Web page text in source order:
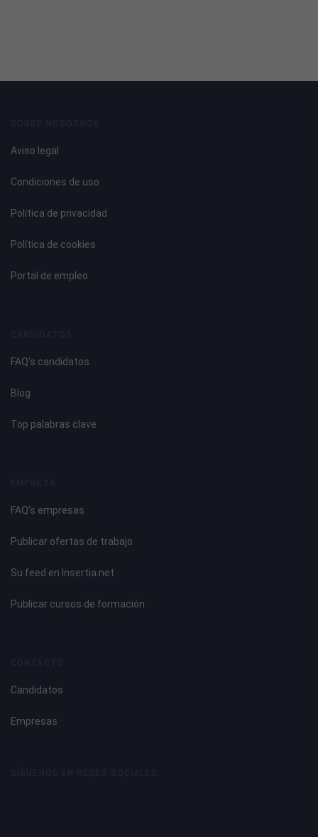
Aviso legal
Condiciones de uso
Política de privacidad
Política de cookies
Portal de empleo
FAQ's candidatos
Blog
Top palabras clave
FAQ's empresas
Publicar ofertas de trabajo
Su feed en Insertia.net
Publicar cursos de formación
Candidatos
Empresas